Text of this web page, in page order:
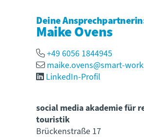
Deine
Maike Ovens
+49 6056 1844945
maike.ovens@smart-
LinkedIn-Profil
social media akademie für
touristik
Brückenstraße 17